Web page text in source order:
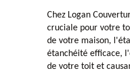
Chez Logan
cruciale pour votre
de votre maison,
étanchéité efficace,
de votre toit et